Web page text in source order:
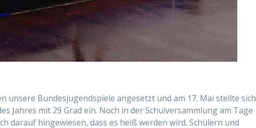
unsere Bundesjugendspiele angesetzt und am 17. Mai stellte sich
Jahres mit 29 Grad ein. Noch in der Schulversammlung am Tage
darauf hingewiesen, dass es heiß werden wird. Schülern und